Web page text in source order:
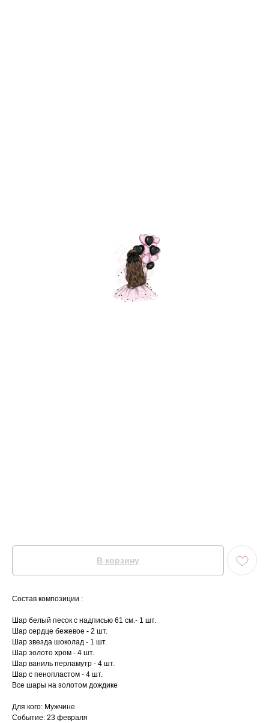
В корзину
Состав композиции :
Шар белый песок с надписью 61 см.- 1 шт.
Шар сердце бежевое - 2 шт.
Шар звезда шоколад - 1 шт.
Шар золото хром - 4 шт.
Шар ваниль перламутр - 4 шт.
Шар с пенопластом - 4 шт.
Все шары на золотом дождике
Для кого: Мужчине
Событие: 23 февраля